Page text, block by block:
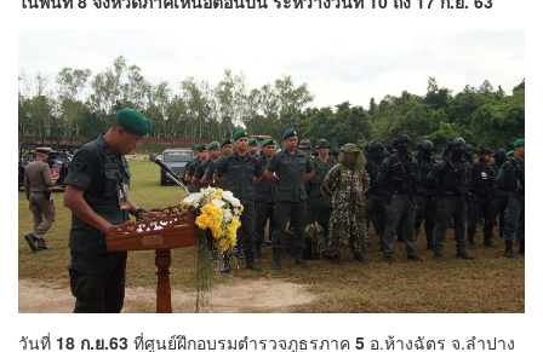
วันที่ 18 ก.ย.63 ที่ศูนย์ฝึกอบรมตำรวจภูธรภาค 5 อ.ห้างฉัตร จ.ลำปาง